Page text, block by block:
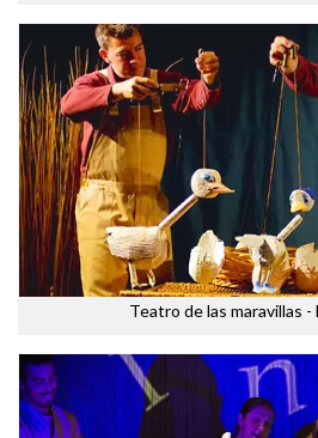
Teatro de las maravillas